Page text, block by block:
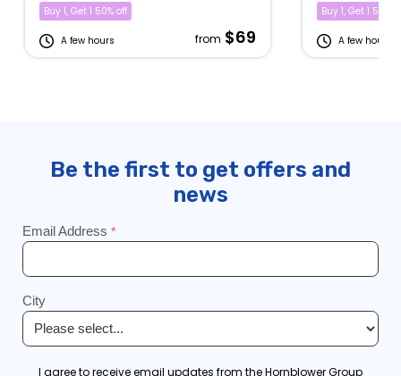
Buy 1, Get 1 50% off
A few hours from $69
Buy 1, Get 1 50%
A few hours